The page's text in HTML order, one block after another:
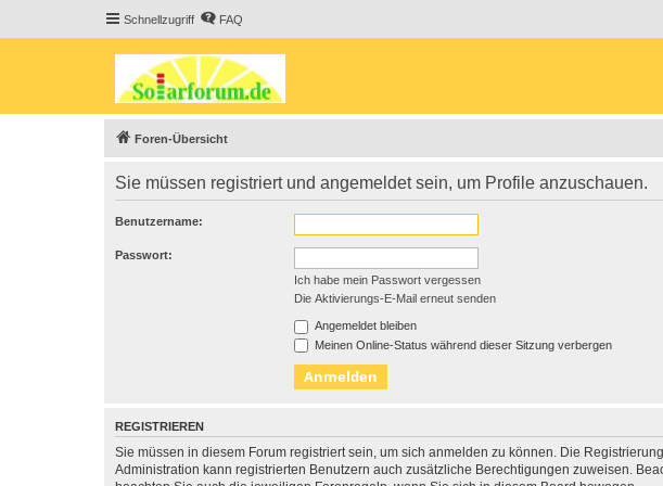
Schnellzugriff FAQ
Foren-Übersicht
Sie müssen registriert und angemeldet sein, um Profile anzuschauen.
Benutzername:
Passwort:
Ich habe mein Passwort vergessen
Die Aktivierungs-E-Mail erneut senden
Angemeldet bleiben
Meinen Online-Status während dieser Sitzung verbergen
REGISTRIEREN
Sie müssen in diesem Forum registriert sein, um sich anmelden zu können. Die
Administration kann registrierten Benutzern auch zusätzliche Berechtigungen zuweisen.